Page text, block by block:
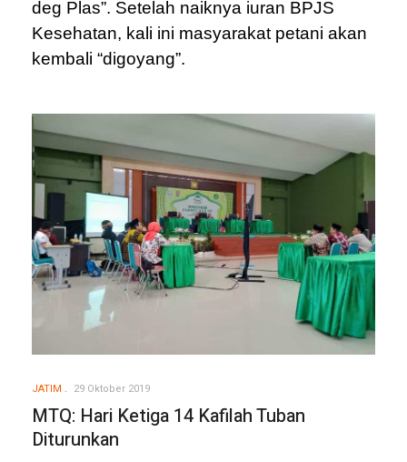
deg Plas”. Setelah naiknya iuran BPJS
Kesehatan, kali ini masyarakat petani akan
kembali “digoyang”.
JATIM 29 Oktober 2019
MTQ: Hari Ketiga 14 Kafilah Tuban
Diturunkan